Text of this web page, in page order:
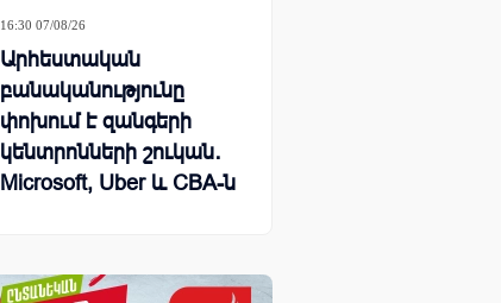
16:30 07/08/26
Արհեստական
բանականությունը
փոխում է զանգերի
կենտրոնների շուկան․
Microsoft, Uber և CBA-ն